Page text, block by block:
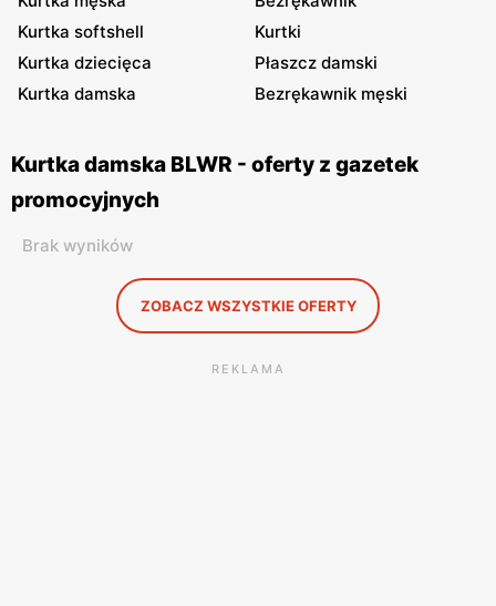
Kurtka softshell
Kurtki
Kurtka dziecięca
Płaszcz damski
Kurtka damska
Bezrękawnik męski
Kurtka damska BLWR - oferty z gazetek
promocyjnych
Brak wyników
ZOBACZ WSZYSTKIE OFERTY
REKLAMA